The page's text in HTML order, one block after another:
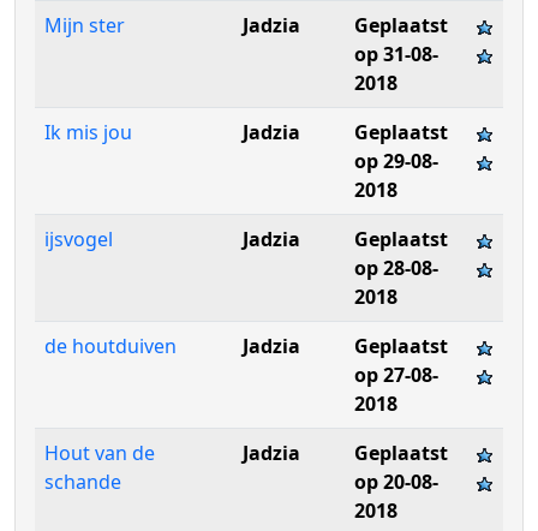
Mijn ster Jadzia
Geplaatst
op 31-08-
2018
Ik mis jou
Jadzia
Geplaatst
op 29-08-
2018
ijsvogel
Jadzia
Geplaatst
op 28-08-
2018
de houtduiven
Jadzia
Geplaatst
op 27-08-
2018
Hout van de
schande
Jadzia
Geplaatst
op 20-08-
2018